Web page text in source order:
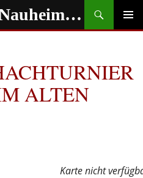
Schachclub Bad Nauheim e.V.
ALTEN
Karte nicht